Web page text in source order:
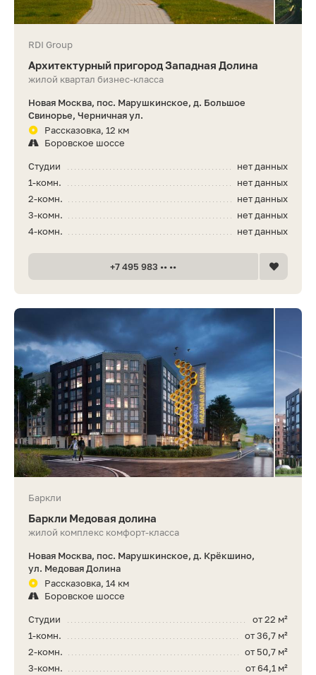
RDI Group
Архитектурный пригород Западная Долина
жилой квартал бизнес-класса
Новая Москва, пос. Марушкинское, д. Большое
Свинорье, Черничная ул.
Рассказовка, 12 км
Боровское шоссе
нет данных
Студии
нет данных
1-комн.
нет данных
2-комн.
нет данных
3-комн.
нет данных
4-комн.
+7 495 983 •• ••
Баркли
Баркли Медовая долина
жилой комплекс комфорт-класса
Новая Москва, пос. Марушкинское, д. Крёкшино,
ул. Медовая Долина
Рассказовка, 14 км
Боровское шоссе
от 22 м²
Студии
от 36,7 м²
1-комн.
от 50,7 м²
2-комн.
от 64,1 м²
3-комн.